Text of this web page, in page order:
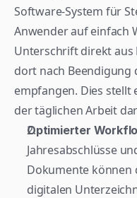
Software-System für
Anwender auf einfach
Unterschrift direkt aus
dort nach Beendigung
empfangen. Dies stellt
der täglichen Arbeit
Optimierter
Jahresabschlüsse
Dokumente können
digitalen